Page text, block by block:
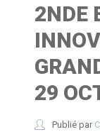
2NDE
29
Publié par